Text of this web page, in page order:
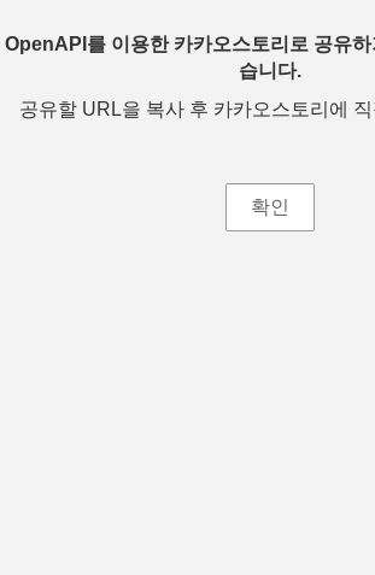
OpenAPI를 이용한 카카오스토리로 공유
습니다.
공유할 URL을 복사 후 카카오스토리에
확인